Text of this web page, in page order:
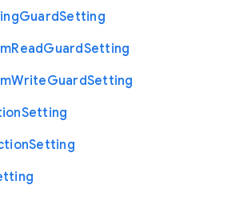
GuardSetting
ReadGuardSetting
WriteGuardSetting
Setting
Setting